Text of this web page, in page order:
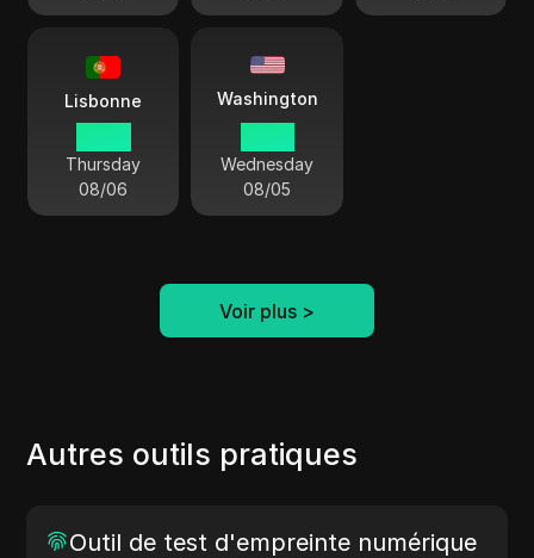
Lisbonne
Thursday
08/06
Washington
Wednesday
08/05
Voir plus >
Autres outils pratiques
Outil de test d'empreinte numérique